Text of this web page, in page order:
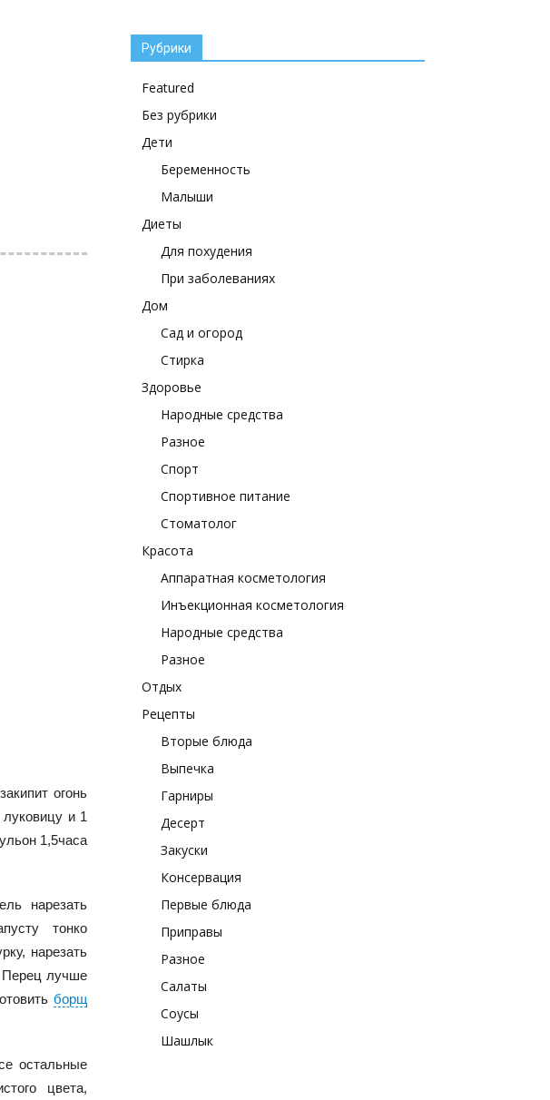
огонь
и 1
1,5часа
нарезать
тонко
нарезать
Перец лучше
борщ
остальные
цвета,
Рубрики
Featured
Без рубрики
Дети
Беременность
Малыши
Диеты
Для похудения
При заболеваниях
Дом
Сад и огород
Стирка
Здоровье
Народные средства
Разное
Спорт
Спортивное питание
Стоматолог
Красота
Аппаратная косметология
Инъекционная косметология
Народные средства
Разное
Отдых
Рецепты
Вторые блюда
Выпечка
Гарниры
Десерт
Закуски
Консервация
Первые блюда
Приправы
Разное
Салаты
Соусы
Шашлык